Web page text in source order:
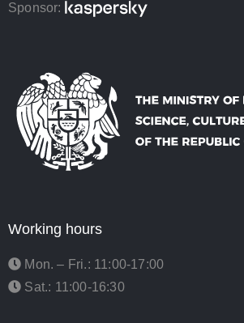
Sponsor:
Working hours
Mon. – Fri.: 11:00-17:00
Sat.: 11:00-16:30